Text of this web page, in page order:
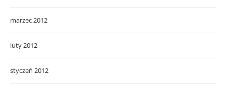
marzec 2012
luty 2012
styczeń 2012